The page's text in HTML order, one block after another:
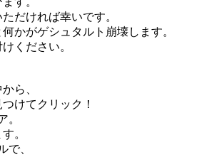
だければ幸いです。
かがゲシュタルト崩壊します。
ください。
ら、
けてクリック！
。
。
で、